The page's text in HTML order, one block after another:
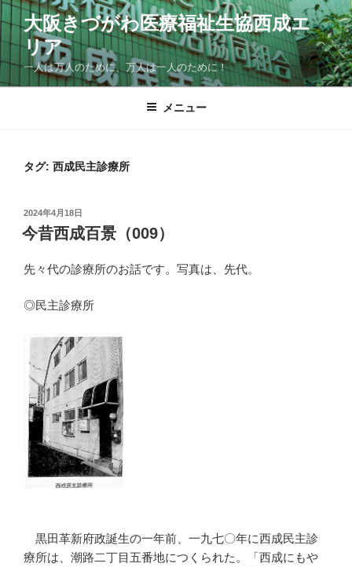
コ
ン
テ
ン
ツ
大阪きづがわ医療福祉生協西成エ
リア
一人は万人のために、万人は一人のために！
メニュー
タグ: 西成民主診療所
投
稿
日:
2024年4月18日
今昔西成百景（009）
先々代の診療所のお話です。写真は、先代。
◎民主診療所
黒田革新府政誕生の一年前、一九七〇年に西成民主診
療所は、潮路二丁目五番地につくられた。「西成にもや